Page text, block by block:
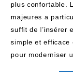
plus confortable.
majeures a
suffit de l’insérer
simple et efficace
pour moderniser